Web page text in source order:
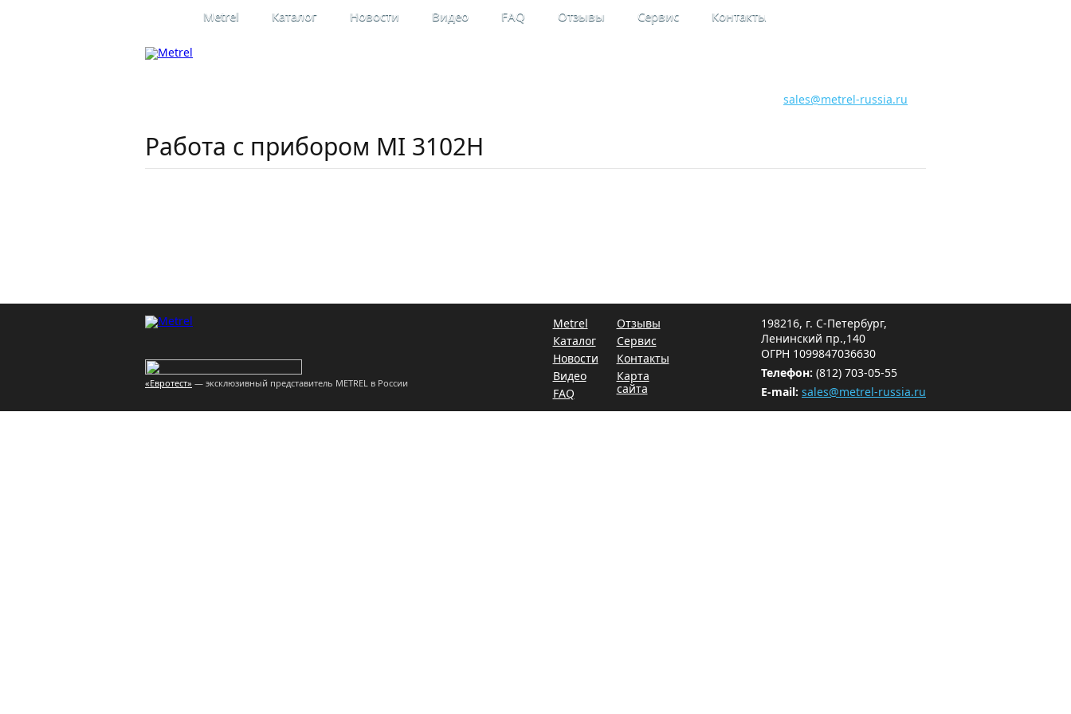
Metrel Каталог Новости Видео FAQ Отзывы Сервис Контакты
sales@metrel-russia.ru
Работа с прибором MI 3102H
«Евротест» — эксклюзивный представитель METREL в России
Metrel
Каталог
Новости
Видео
FAQ
Отзывы
Сервис
Контакты
Карта
сайта
198216, г. С-Петербург,
Ленинский пр.,140
ОГРН 1099847036630
Телефон: (812) 703-05-55
E-mail: sales@metrel-russia.ru